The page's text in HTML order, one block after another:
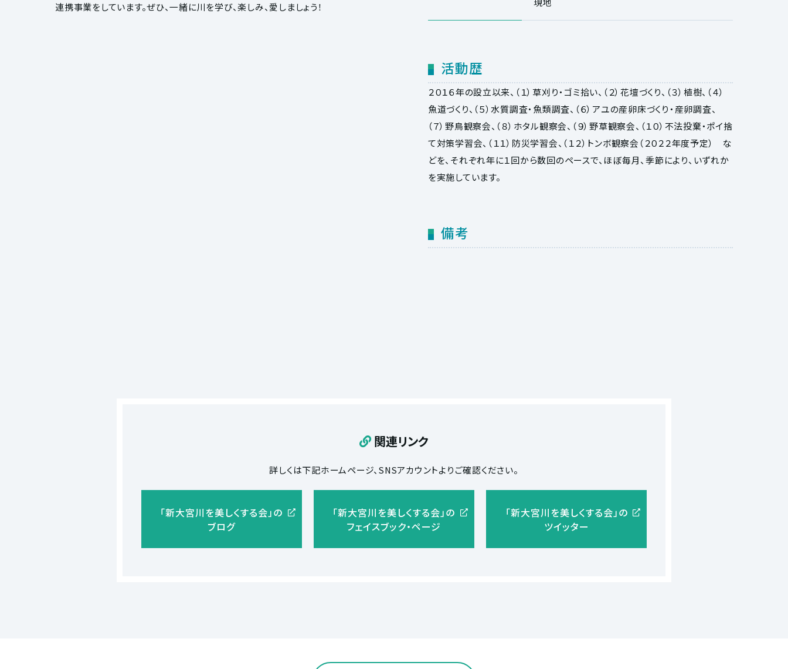
連携事業をしています。ぜひ、一緒に川を学び、楽しみ、愛しましょう！
活動歴
２０１６年の設立以来、（１）草刈り・ゴミ拾い、（２）花壇づくり、（３）植樹、（４）
魚道づくり、（５）水質調査・魚類調査、（６）アユの産卵床づくり・産卵調査、
（７）野鳥観察会、（８）ホタル観察会、（９）野草観察会、（１０）不法投棄・ポイ捨
て対策学習会、（１１）防災学習会、（１２）トンボ観察会（２０２２年度予定） な
どを、それぞれ年に１回から数回のペースで、ほぼ毎月、季節により、いずれか
を実施しています。
備考
関連リンク
詳しくは下記ホームページ、SNSアカウントよりご確認ください。
「新大宮川を美しくする会」の
ブログ
「新大宮川を美しくする会」の
フェイスブック・ページ
「新大宮川を美しくする会」の
ツイッター